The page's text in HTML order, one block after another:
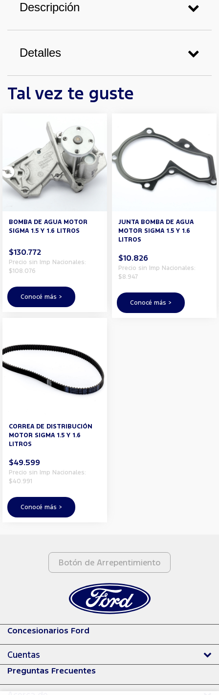
Descripción
Detalles
Tal vez te guste
BOMBA DE AGUA MOTOR
SIGMA 1.5 Y 1.6 LITROS
$130.772
Precio sin Imp Nacionales:
$108.076
Conocé más >
JUNTA BOMBA DE AGUA
MOTOR SIGMA 1.5 Y 1.6
LITROS
$10.826
Precio sin Imp Nacionales:
$8.947
Conocé más >
CORREA DE DISTRIBUCIÓN
MOTOR SIGMA 1.5 Y 1.6
LITROS
$49.599
Precio sin Imp Nacionales:
$40.991
Conocé más >
Botón de Arrepentimiento
Concesionarios Ford
Cuentas
Preguntas Frecuentes